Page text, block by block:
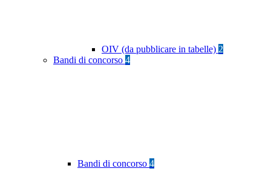
OIV (da pubblicare in tabelle) 2
Bandi di concorso 4
Bandi di concorso 4